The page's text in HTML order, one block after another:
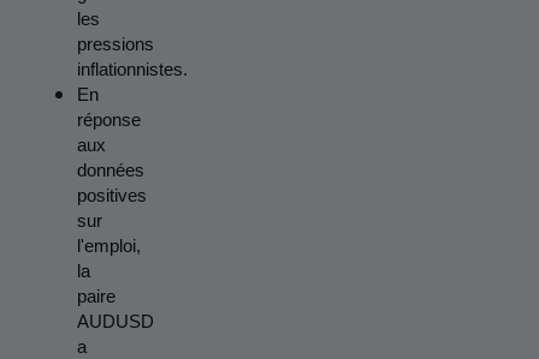
les
pressions
inflationnistes.
En
réponse
aux
données
positives
sur
l'emploi,
la
paire
AUDUSD
a